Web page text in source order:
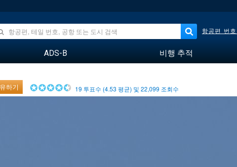
항공편 번
ADS-B 비행 추적
하기 19 투표수 (4.53 평균) 및22,099 조회수